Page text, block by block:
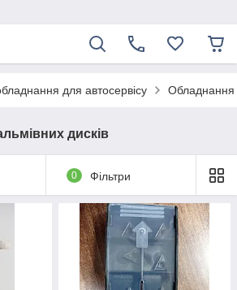
для автосервісу Обладнання
дисків
0 Фільтри